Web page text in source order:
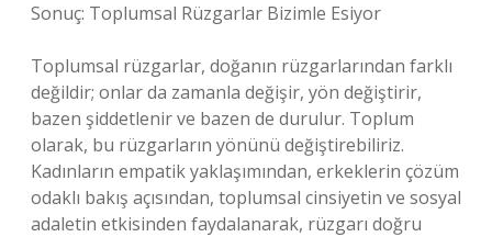
Sonuç: Toplumsal Rüzgarlar Bizimle Esiyor
Toplumsal rüzgarlar, doğanın rüzgarlarından farklı
değildir; onlar da zamanla değişir, yön değiştirir,
bazen şiddetlenir ve bazen de durulur. Toplum
olarak, bu rüzgarların yönünü değiştirebiliriz.
Kadınların empatik yaklaşımından, erkeklerin çözüm
odaklı bakış açısından, toplumsal cinsiyetin ve sosyal
adaletin etkisinden faydalanarak, rüzgarı doğru